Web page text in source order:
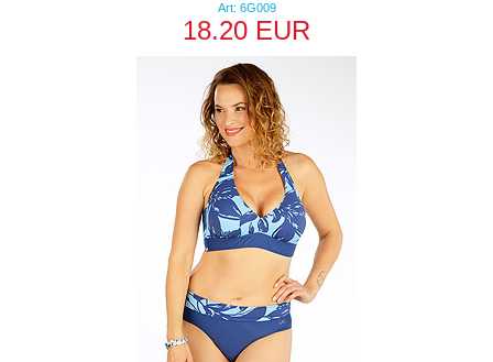
Art: 6G009
18.20 EUR